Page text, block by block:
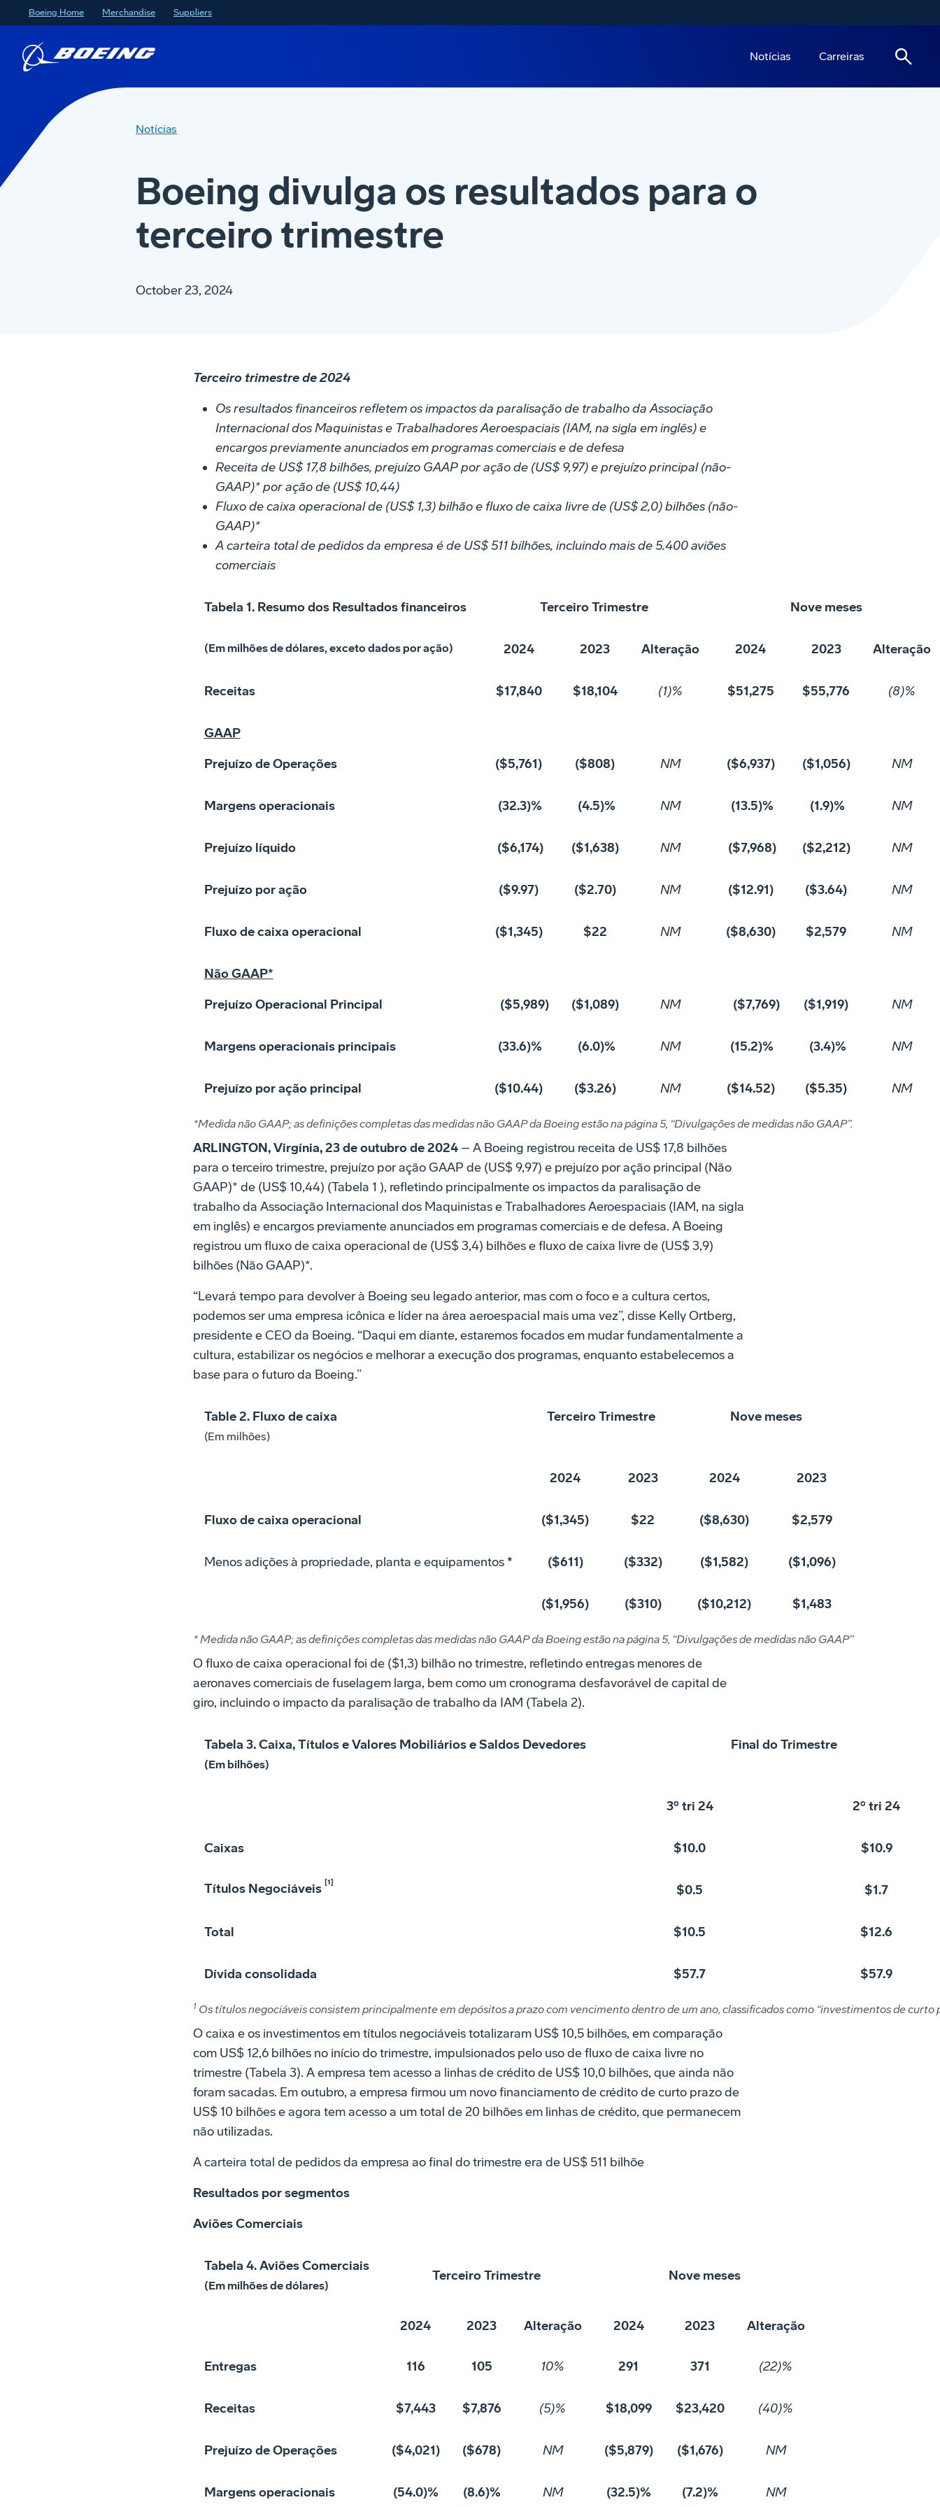
Boeing Home Merchandise Suppliers
Notícias Carreiras
Notícias
Boeing divulga os resultados para o
terceiro trimestre
October 23, 2024
Terceiro trimestre de 2024
Os resultados financeiros refletem os impactos da paralisação de trabalho da Associação
Internacional dos Maquinistas e Trabalhadores Aeroespaciais (IAM, na sigla em inglês) e
encargos previamente anunciados em programas comerciais e de defesa
Receita de US$ 17,8 bilhões, prejuízo GAAP por ação de (US$ 9,97) e prejuízo principal (não-
GAAP)* por ação de (US$ 10,44)
Fluxo de caixa operacional de (US$ 1,3) bilhão e fluxo de caixa livre de (US$ 2,0) bilhões (não-
GAAP)*
A carteira total de pedidos da empresa é de US$ 511 bilhões, incluindo mais de 5.400 aviões
comerciais
Tabela 1. Resumo dos Resultados financeiros Terceiro Trimestre Nove meses
(Em milhões de dólares, exceto dados por ação) 2024 2023 Alteração 2024 2023 Alteração
Receitas $17,840 $18,104 (1)% $51,275 $55,776 (8)%
GAAP
Prejuízo de Operações
($5,761) ($808) NM ($6,937) ($1,056) NM
Margens operacionais (32.3)% (4.5)% NM (13.5)% (1.9)% NM
Prejuízo líquido ($6,174) ($1,638) NM ($7,968) ($2,212) NM
Prejuízo por ação ($9.97) ($2.70) NM ($12.91) ($3.64) NM
Fluxo de caixa operacional ($1,345) $22 NM ($8,630) $2,579 NM
Não GAAP*
Prejuízo Operacional Principal
($5,989) ($1,089) NM ($7,769) ($1,919) NM
Margens operacionais principais (33.6)% (6.0)% NM (15.2)% (3.4)% NM
Prejuízo por ação principal ($10.44) ($3.26) NM ($14.52) ($5.35) NM
*Medida não GAAP; as definições completas das medidas não GAAP da Boeing estão na página 5, “Divulgações de medidas não GAAP”.
ARLINGTON, Virgínia, 23 de outubro de 2024– A Boeing registrou receita de US$ 17,8 bilhões
para o terceiro trimestre, prejuízo por ação GAAP de (US$ 9,97) e prejuízo por ação principal (Não
GAAP)* de (US$ 10,44) (Tabela 1 ), refletindo principalmente os impactos da paralisação de
trabalho da Associação Internacional dos Maquinistas e Trabalhadores Aeroespaciais (IAM, na sigla
em inglês) e encargos previamente anunciados em programas comerciais e de defesa. A Boeing
registrou um fluxo de caixa operacional de (US$ 3,4) bilhões e fluxo de caixa livre de (US$ 3,9)
bilhões (Não GAAP)*.
“Levará tempo para devolver à Boeing seu legado anterior, mas com o foco e a cultura certos,
podemos ser uma empresa icônica e líder na área aeroespacial mais uma vez”, disse Kelly Ortberg,
presidente e CEO da Boeing. “Daqui em diante, estaremos focados em mudar fundamentalmente a
cultura, estabilizar os negócios e melhorar a execução dos programas, enquanto estabelecemos a
base para o futuro da Boeing.”
Table 2. Fluxo de caixa
(Em milhões)
Terceiro Trimestre Nove meses
2024 2023 2024 2023
Fluxo de caixa operacional ($1,345) $22 ($8,630) $2,579
Menos adições à propriedade, planta e equipamentos * ($611) ($332) ($1,582) ($1,096)
($1,956) ($310) ($10,212) $1,483
* Medida não GAAP; as definições completas das medidas não GAAP da Boeing estão na página 5, “Divulgações de medidas não GAAP”
O fluxo de caixa operacional foi de ($1,3) bilhão no trimestre, refletindo entregas menores de
aeronaves comerciais de fuselagem larga, bem como um cronograma desfavorável de capital de
giro, incluindo o impacto da paralisação de trabalho da IAM (Tabela 2).
Tabela 3. Caixa, Títulos e Valores Mobiliários e Saldos Devedores
(Em bilhões)
Final do Trimestre
3º tri 24 2º tri 24
Caixas $10.0 $10.9
Títulos Negociáveis [1] $0.5 $1.7
Total $10.5 $12.6
Dívida consolidada $57.7 $57.9
1 Os títulos negociáveis consistem principalmente em depósitos a prazo com vencimento dentro de um ano, classificados como “investimentos de curto
O caixa e os investimentos em títulos negociáveis totalizaram US$ 10,5 bilhões, em comparação
com US$ 12,6 bilhões no início do trimestre, impulsionados pelo uso de fluxo de caixa livre no
trimestre (Tabela 3). A empresa tem acesso a linhas de crédito de US$ 10,0 bilhões, que ainda não
foram sacadas. Em outubro, a empresa firmou um novo financiamento de crédito de curto prazo de
US$ 10 bilhões e agora tem acesso a um total de 20 bilhões em linhas de crédito, que permanecem
não utilizadas.
A carteira total de pedidos da empresa ao final do trimestre era de US$ 511 bilhõe
Resultados por segmentos
Aviões Comerciais
Tabela 4. Aviões Comerciais
(Em milhões de dólares)
Terceiro Trimestre Nove meses
2024 2023 Alteração 2024 2023 Alteração
Entregas 116 105 10% 291 371 (22)%
Receitas $7,443 $7,876 (5)% $18,099 $23,420 (40)%
Prejuízo de Operações ($4,021) ($678) NM ($5,879) ($1,676) NM
Margens operacionais (54.0)% (8.6)% NM (32.5)% (7.2)% NM